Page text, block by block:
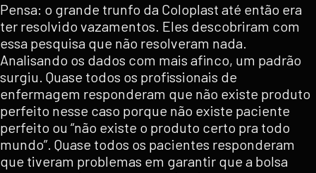
Pensa: o grande trunfo da Coloplast até então era
ter resolvido vazamentos. Eles descobriram com
essa pesquisa que não resolveram nada.
Analisando os dados com mais afinco, um padrão
surgiu. Quase todos os profissionais de
enfermagem responderam que não existe produto
perfeito nesse caso porque não existe paciente
perfeito ou “não existe o produto certo pra todo
mundo”. Quase todos os pacientes responderam
que tiveram problemas em garantir que a bolsa